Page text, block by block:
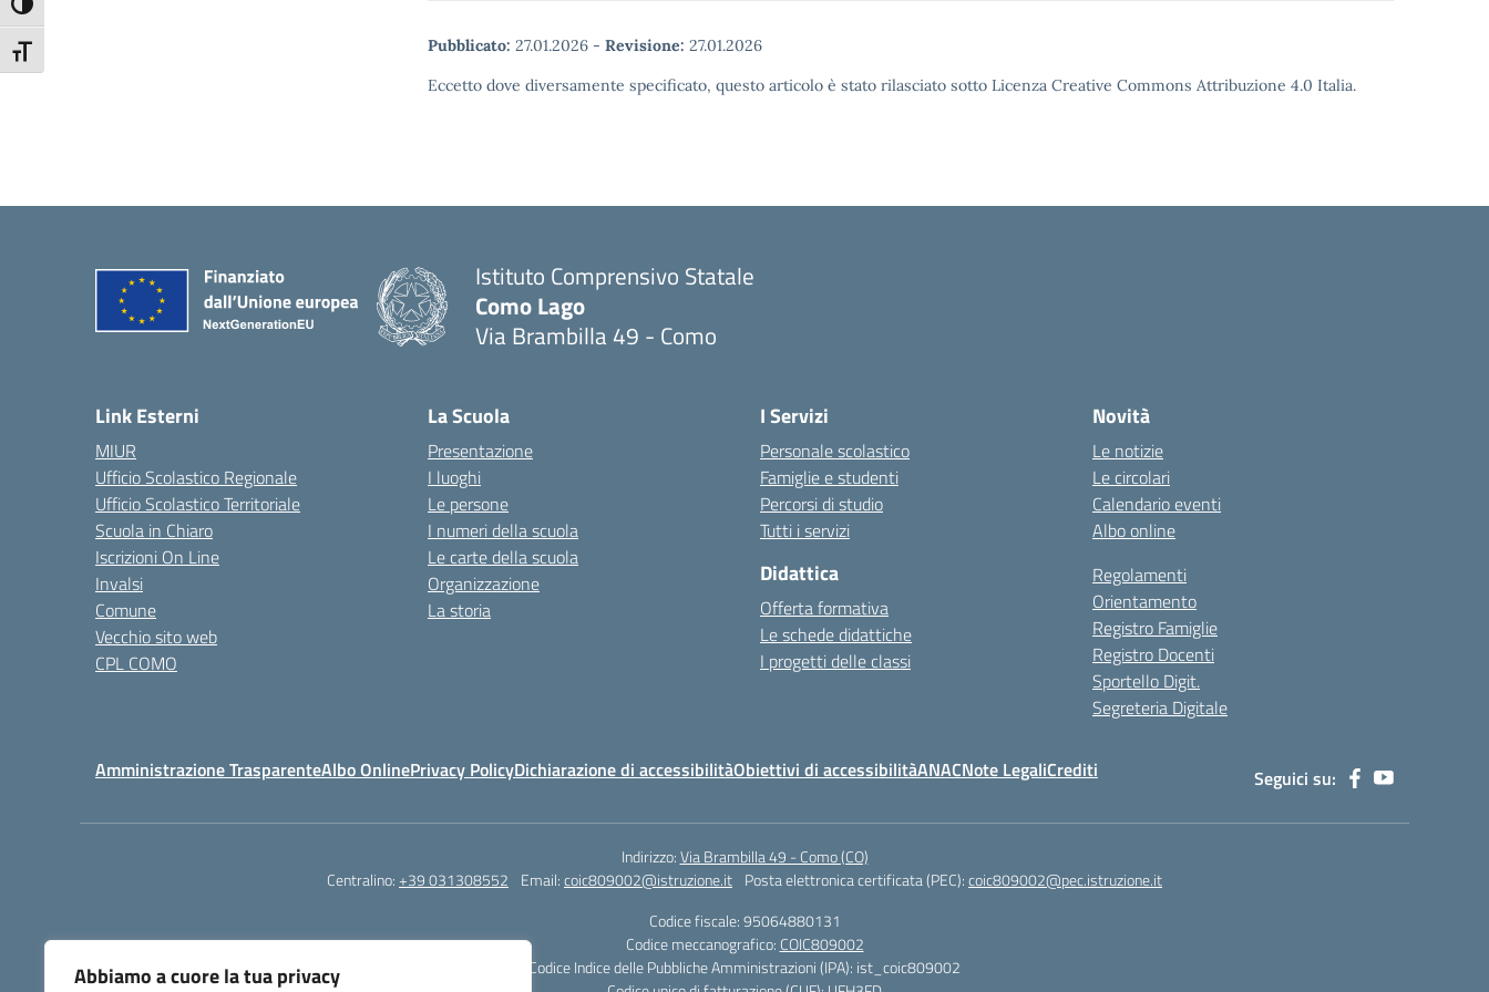
Abbiamo a cuore la tua privacy
Attiva/disattiva alto contrasto
Attiva/disattiva dimensione testo
Pubblicato: 27.01.2026 - Revisione: 27.01.2026
Eccetto dove diversamente specificato, questo articolo è stato rilasciato sotto Licenza Creative Commons Attribuzione 4.0 Italia.
Istituto Comprensivo Statale
Como Lago
Via Brambilla 49 - Como
Link Esterni
MIUR
Ufficio Scolastico Regionale
Ufficio Scolastico Territoriale
Scuola in Chiaro
Iscrizioni On Line
Invalsi
Comune
Vecchio sito web
CPL COMO
La Scuola
Presentazione
I luoghi
Le persone
I numeri della scuola
Le carte della scuola
Organizzazione
La storia
I Servizi
Personale scolastico
Famiglie e studenti
Percorsi di studio
Tutti i servizi
Didattica
Offerta formativa
Le schede didattiche
I progetti delle classi
Novità
Le notizie
Le circolari
Calendario eventi
Albo online
Regolamenti
Orientamento
Registro Famiglie
Registro Docenti
Sportello Digit.
Segreteria Digitale
Amministrazione TrasparenteAlbo OnlinePrivacy PolicyDichiarazione di accessibilitàObiettivi di accessibilitàANACNote LegaliCrediti Seguici su:
Indirizzo:Via Brambilla 49 - Como (CO)
Centralino:+39 031308552 Email:coic809002@istruzione.it Posta elettronica certificata (PEC):coic809002@pec.istruzione.it
Codice fiscale: 95064880131
Codice meccanografico: COIC809002
Codice Indice delle Pubbliche Amministrazioni (IPA): ist_coic809002